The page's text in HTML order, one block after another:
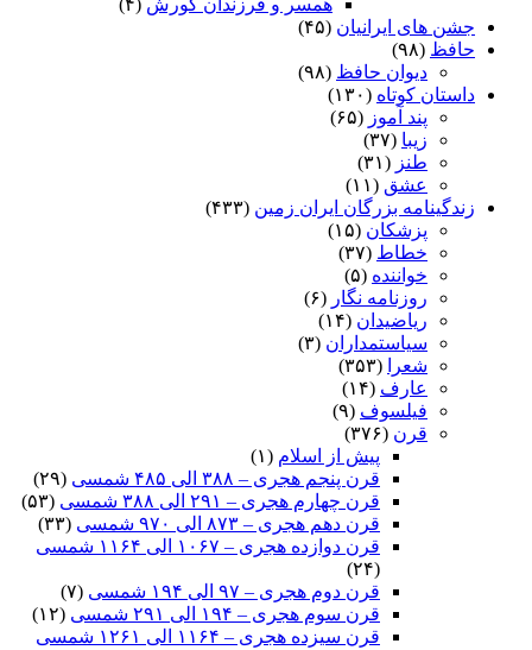
همسر و فرزندان کورش (۴)
جشن های ایرانیان (۴۵)
حافظ (۹۸)
دیوان حافظ (۹۸)
داستان کوتاه (۱۳۰)
پند آموز (۶۵)
زیبا (۳۷)
طنز (۳۱)
عشق (۱۱)
زندگینامه بزرگان ایران زمین (۴۳۳)
پزشکان (۱۵)
خطاط (۳۷)
خواننده (۵)
روزنامه نگار (۶)
ریاضیدان (۱۴)
سیاستمداران (۳)
شعرا
(۳۵۳)
عارف (۱۴)
فیلسوف (۹)
قرن (۳۷۶)
پیش از اسلام (۱)
قرن پنجم هجری – ۳۸۸ الی ۴۸۵ شمسی
(۲۹)
قرن چهارم هجری – ۲۹۱ الی ۳۸۸ شمسی
(۵۳)
قرن دهم هجری – ۸۷۳ الی ۹۷۰ شمسی
(۳۳)
قرن دوازده هجری – ۱۰۶۷ الی ۱۱۶۴ شمسی
(۲۴)
قرن دوم هجری – ۹۷ الی ۱۹۴ شمسی
(۷)
قرن سوم هجری – ۱۹۴ الی ۲۹۱ شمسی
(۱۲)
قرن سیزده هجری – ۱۱۶۴ الی ۱۲۶۱ شمسی